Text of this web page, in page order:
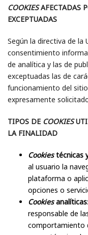
COOKIESAFECTADAS
EXCEPTUADAS
Según la directiva de la
consentimiento
de analítica y las de
exceptuadas las de
funcionamiento del
expresamente
TIPOS DE COOKIES
LA FINALIDAD
Cookiestécnicas
al usuario la
plataforma o
opciones o
Cookiesanalíticas
responsable de
comportamiento